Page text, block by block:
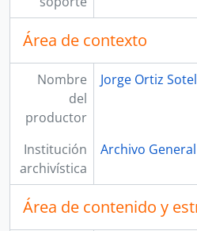
[Unidad de
[Colección]
[Colección] PUBLIO
[Colección] SANTA
[Colección] TOMÁS
Área de contexto
Nombre
del
productor
Jorge Ortiz
Institución
archivística
Archivo
Área de contenido y